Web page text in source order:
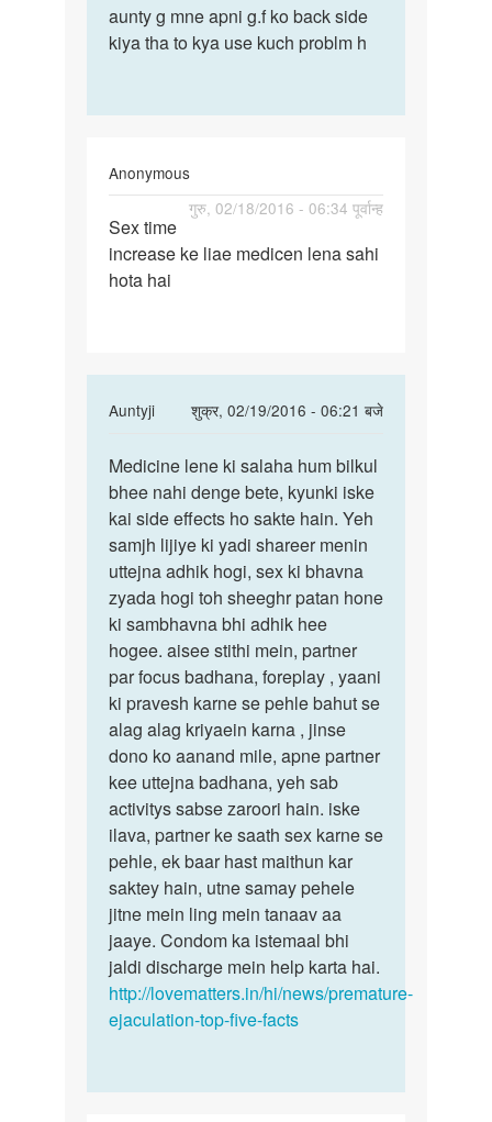
to
Bete
liye
ek
by
Auntyji
aunty
g
g.f
back
aunty g mne apni g.f ko back side
kiya tha to kya use kuch problm h
Anonymous
गुरु, 02/18/2016 - 06:34 पूर्वान्ह
Sex
time
increase
Sex time
increase ke liae medicen lena sahi
hota hai
Auntyji
शुक्र, 02/19/2016 - 06:21 बजे
In
to
Sex
time
increase
ke
liae
by
Anonymous
Medicine
lene
ki
salaha
hum
Medicine lene ki salaha hum bilkul
bhee nahi denge bete, kyunki iske
kai side effects ho sakte hain. Yeh
samjh lijiye ki yadi shareer menin
uttejna adhik hogi, sex ki bhavna
zyada hogi toh sheeghr patan hone
ki sambhavna bhi adhik hee
hogee. aisee stithi mein, partner
par focus badhana, foreplay , yaani
ki pravesh karne se pehle bahut se
alag alag kriyaein karna , jinse
dono ko aanand mile, apne partner
kee uttejna badhana, yeh sab
activitys sabse zaroori hain. iske
ilava, partner ke saath sex karne se
pehle, ek baar hast maithun kar
saktey hain, utne samay pehele
jitne mein ling mein tanaav aa
jaaye. Condom ka istemaal bhi
jaldi discharge mein help karta hai.
http://lovematters.in/hi/news/premature-
ejaculation-top-five-facts